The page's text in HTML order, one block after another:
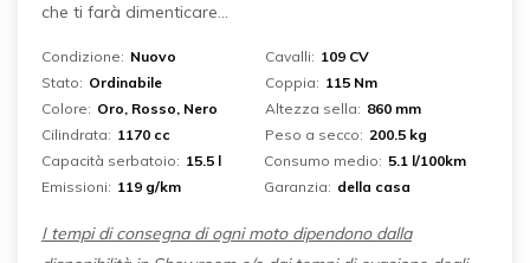
che ti farà dimenticare...
Condizione: Nuovo
Stato: Ordinabile
Colore: Oro, Rosso, Nero
Cilindrata: 1170 cc
Cavalli: 109 CV
Coppia: 115 Nm
Altezza sella: 860 mm
Peso a secco: 200.5 kg
Capacità serbatoio: 15.5 l Consumo medio: 5.1 l/100km
Emissioni: 119 g/km Garanzia: della casa
I tempi di consegna di ogni moto dipendono dalla